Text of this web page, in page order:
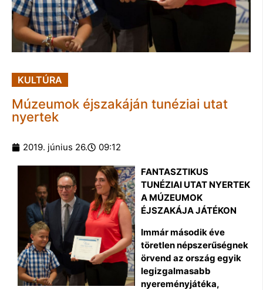
KULTÚRA
Múzeumok éjszakáján tunéziai utat
nyertek
2019. június 26. 09:12
FANTASZTIKUS
TUNÉZIAI UTAT NYERTEK
A MÚZEUMOK
ÉJSZAKÁJA JÁTÉKON
Immár második éve
töretlen népszerűségnek
örvend az ország egyik
legizgalmasabb
nyereményjátéka,